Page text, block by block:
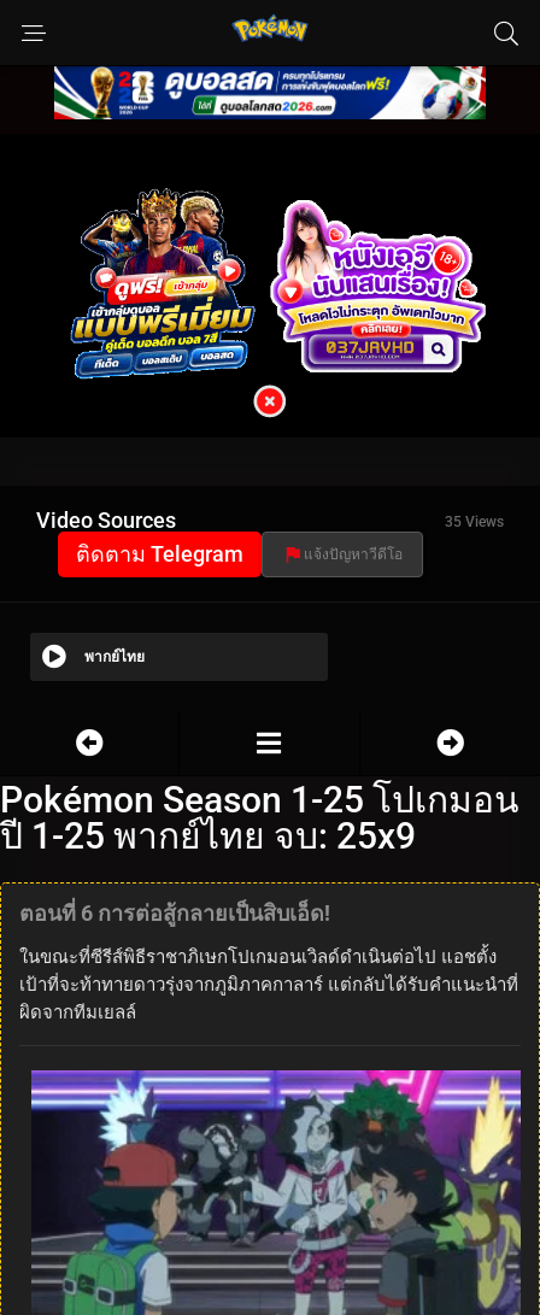
Video Sources 35 Views
ติดตาม Telegram แจ้งปัญหาวีดีโอ
พากย์ไทย
Pokémon Season 1-25 โปเกมอน
ปี 1-25 พากย์ไทย จบ: 25x9
ตอนที่ 6 การต่อสู้กลายเป็นสิบเอ็ด!
ในขณะที่ซีรีส์พิธีราชาภิเษกโปเกมอนเวิลด์ดำเนินต่อไป แอชตั้ง
เป้าที่จะท้าทายดาวรุ่งจากภูมิภาคกาลาร์ แต่กลับได้รับคำแนะนำที่
ผิดจากทีมเยลล์